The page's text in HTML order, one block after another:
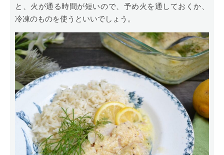
と、火が通る時間が短いので、予め火を通しておくか、
冷凍のものを使うといいでしょう。